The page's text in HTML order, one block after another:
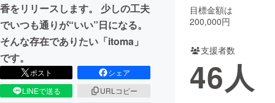
CAMPFIREふるさと納税machi-ya コミュニティ
香をリリースします。 少しの工夫
でいつも通りが“いい”日になる。
そんな存在でありたい「itoma」
です。
ポスト
シェア
LINEで送る
URLコピー
目標金額は
200,000円
支援者数
46人